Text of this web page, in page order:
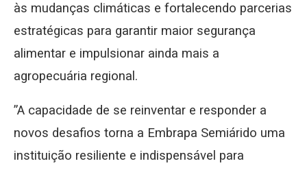
às mudanças climáticas e fortalecendo parcerias
estratégicas para garantir maior segurança
alimentar e impulsionar ainda mais a
agropecuária regional.
”A capacidade de se reinventar e responder a
novos desafios torna a Embrapa Semiárido uma
instituição resiliente e indispensável para